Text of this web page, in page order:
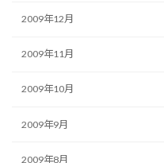
2009年12月
2009年11月
2009年10月
2009年9月
2009年8月